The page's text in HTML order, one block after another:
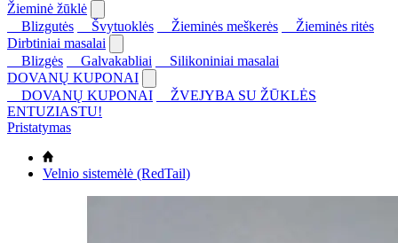
Žieminė žūklė
Blizgutės
Švytuoklės Žieminės meškerės
Žieminės ritės
Dirbtiniai masalai
Blizgės
Galvakabliai
Silikoniniai masalai
DOVANŲ KUPONAI
DOVANŲ KUPONAI
ŽVEJYBA SU ŽŪKLĖS
ENTUZIASTU!
Pristatymas
Velnio sistemėlė (RedTail)